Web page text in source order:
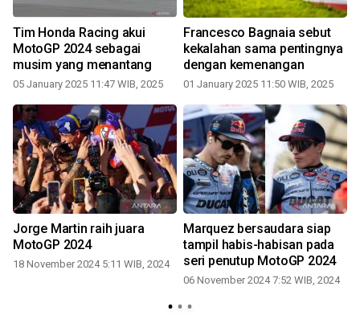
Tim Honda Racing akui
MotoGP 2024 sebagai
musim yang menantang
05 January 2025 11:47 WIB, 2025
Francesco Bagnaia sebut
kekalahan sama pentingnya
dengan kemenangan
01 January 2025 11:50 WIB, 2025
Jorge Martin raih juara
MotoGP 2024
18 November 2024 5:11 WIB, 2024
Marquez bersaudara siap
tampil habis-habisan pada
seri penutup MotoGP 2024
06 November 2024 7:52 WIB, 2024